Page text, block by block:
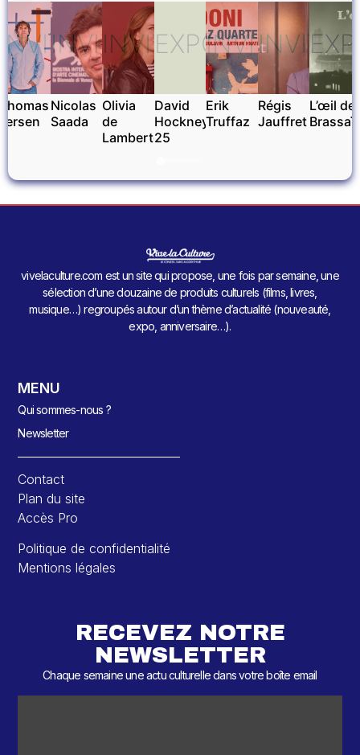
INVITÉ
Nicolas
Saada
INVITÉ
Olivia
de
Lamberterie
EXPOSITIONS
David
Hockney
25
INVITÉ
Erik
Truffaz
INVITÉ
Régis
Jauffret
L’œil de
Brassaï
vivelaculture.com est un site qui propose, une fois par semaine, une
sélection d’une douzaine de produits culturels (films, livres,
musique…) regroupés autour d’un thème d’actualité (nouveauté,
expo, anniversaire…).
MENU
Qui sommes-nous ?
Newsletter
Contact
Plan du site
Accès Pro
Politique de confidentialité
Mentions légales
RECEVEZ NOTRE
NEWSLETTER
Chaque semaine une actu culturelle dans votre boîte email